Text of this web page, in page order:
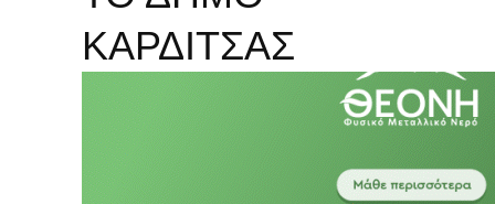
ΚΑΡΔΙΤΣΑΣ